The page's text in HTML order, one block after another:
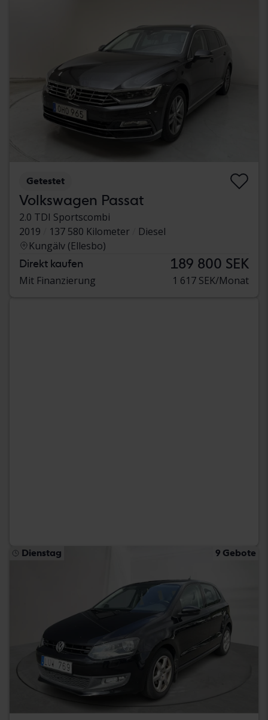
Getestet
Volkswagen Passat
2.0 TDI Sportscombi
2019
137 580 Kilometer
Diesel
Kungälv (Ellesbo)
Direkt kaufen 189 800 SEK
Mit Finanzierung 1 617 SEK/Monat
Dienstag 9 Gebote